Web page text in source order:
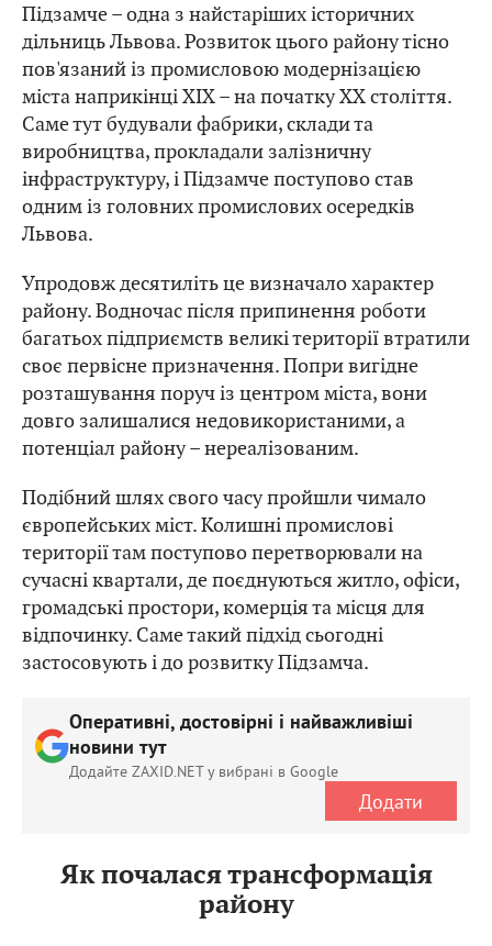
Підзамче – одна з найстаріших історичних
дільниць Львова. Розвиток цього району тісно
пов'язаний із промисловою модернізацією
міста наприкінці XIX – на початку XX століття.
Саме тут будували фабрики, склади та
виробництва, прокладали залізничну
інфраструктуру, і Підзамче поступово став
одним із головних промислових осередків
Львова.
Упродовж десятиліть це визначало характер
району. Водночас після припинення роботи
багатьох підприємств великі території втратили
своє первісне призначення. Попри вигідне
розташування поруч із центром міста, вони
довго залишалися недовикористаними, а
потенціал району – нереалізованим.
Подібний шлях свого часу пройшли чимало
європейських міст. Колишні промислові
території там поступово перетворювали на
сучасні квартали, де поєднуються житло, офіси,
громадські простори, комерція та місця для
відпочинку. Саме такий підхід сьогодні
застосовують і до розвитку Підзамча.
Оперативні, достовірні і найважливіші
новини тут
Додайте ZAXID.NET у вибрані в Google
Додати
Як почалася трансформація
району